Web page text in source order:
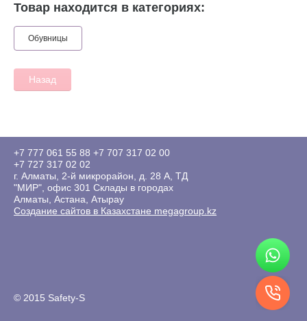
Товар находится в категориях:
Обувницы
Назад
+7 777 061 55 88 +7 707 317 02 00
+7 727 317 02 02
г. Алматы, 2-й микрорайон, д. 28 А, ТД
"МИР", офис 301 Склады в городах
Алматы, Астана, Атырау
Создание сайтов в Казахстане megagroup.kz
© 2015 Safety-S